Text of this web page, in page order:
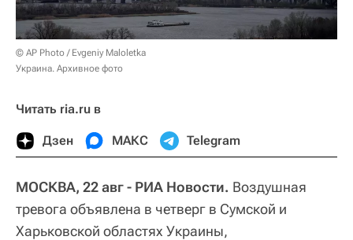
© AP Photo / Evgeniy Maloletka
Украина. Архивное фото
Читать ria.ru в
Дзен МАКС Telegram
МОСКВА, 22 авг - РИА Новости. Воздушная
тревога объявлена в четверг в Сумской и
Харьковской областях Украины,